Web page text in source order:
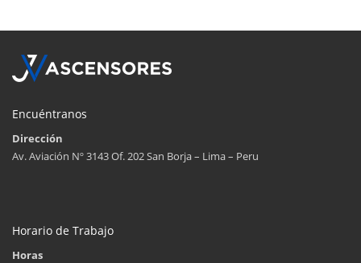
Encuéntranos
Dirección
Av. Aviación Nº 3143 Of. 202 San Borja – Lima – Peru
Horario de Trabajo
Horas